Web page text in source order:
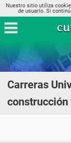
Nuestro sitio utiliza
de usuario. Si
Carreras
construcción